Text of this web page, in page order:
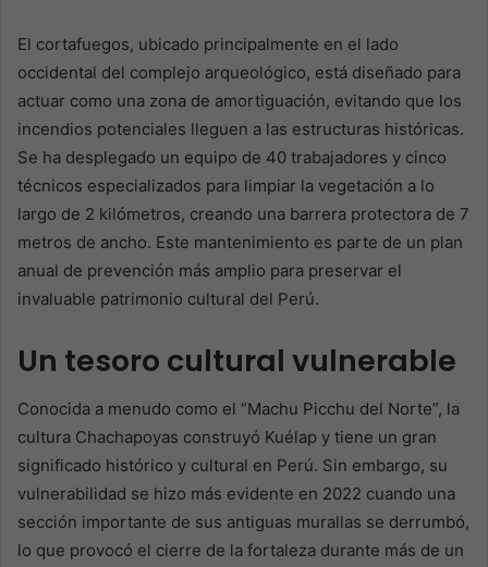
El cortafuegos, ubicado principalmente en el lado
occidental del complejo arqueológico, está diseñado para
actuar como una zona de amortiguación, evitando que los
incendios potenciales lleguen a las estructuras históricas.
Se ha desplegado un equipo de 40 trabajadores y cinco
técnicos especializados para limpiar la vegetación a lo
largo de 2 kilómetros, creando una barrera protectora de 7
metros de ancho. Este mantenimiento es parte de un plan
anual de prevención más amplio para preservar el
invaluable patrimonio cultural del Perú.
Un tesoro cultural vulnerable
Conocida a menudo como el “Machu Picchu del Norte”, la
cultura Chachapoyas construyó Kuélap y tiene un gran
significado histórico y cultural en Perú. Sin embargo, su
vulnerabilidad se hizo más evidente en 2022 cuando una
sección importante de sus antiguas murallas se derrumbó,
lo que provocó el cierre de la fortaleza durante más de un